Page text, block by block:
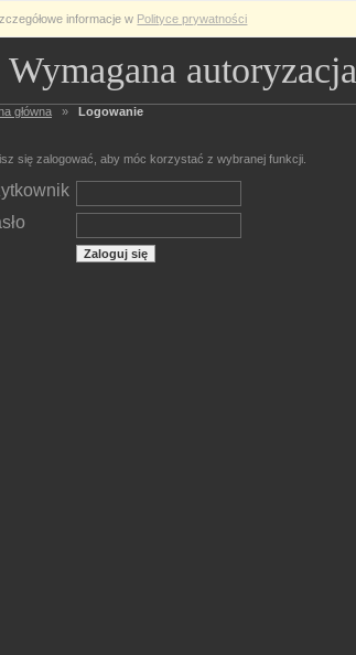
informacje w Polityce prywatności
Wymagana autoryzacja
główna » Logowanie
się zalogować, aby móc korzystać z wybranej funkcji.